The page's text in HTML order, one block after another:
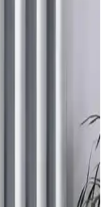
İçin Uyumlu
perde seçimi, renk
bebeğin gelişimi göz
güvenli tavan
perde asmak
Uygun